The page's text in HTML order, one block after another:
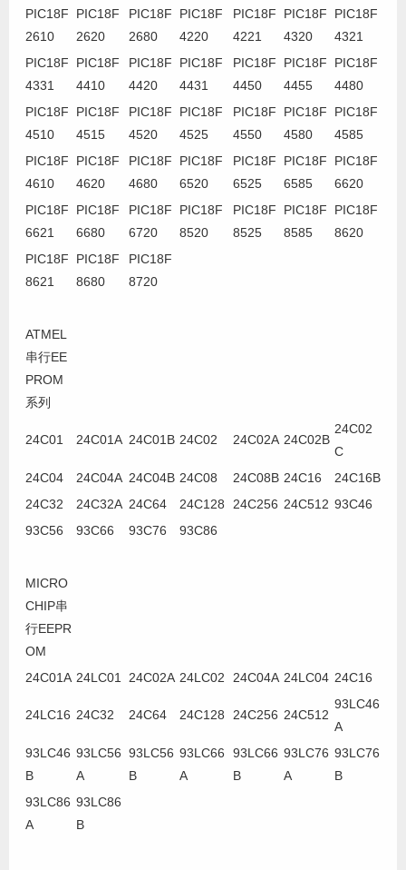
PIC18F
2610
PIC18F
2620
PIC18F
2680
PIC18F
4220
PIC18F
4221
PIC18F
4320
PIC18F
4321
PIC18F
4331
PIC18F
4410
PIC18F
4420
PIC18F
4431
PIC18F
4450
PIC18F
4455
PIC18F
4480
PIC18F
4510
PIC18F
4515
PIC18F
4520
PIC18F
4525
PIC18F
4550
PIC18F
4580
PIC18F
4585
PIC18F
4610
PIC18F
4620
PIC18F
4680
PIC18F
6520
PIC18F
6525
PIC18F
6585
PIC18F
6620
PIC18F
6621
PIC18F
6680
PIC18F
6720
PIC18F
8520
PIC18F
8525
PIC18F
8585
PIC18F
8620
PIC18F
8621
PIC18F
8680
PIC18F
8720
ATMEL
串行EE
PROM
系列
24C01 24C01A 24C01B 24C02 24C02A 24C02B
24C02
C
24C04
24C04A 24C04B 24C08 24C08B 24C16
24C16B
24C32
24C32A 24C64 24C128 24C256 24C512 93C46
93C56
93C66 93C76 93C86
MICRO
CHIP串
行EEPR
OM
24C01A 24LC01 24C02A 24LC02 24C04A 24LC04 24C16
24LC16 24C32 24C64 24C128 24C256 24C512
93LC46
A
93LC46
B
93LC56
A
93LC56
B
93LC66
A
93LC66
B
93LC76
A
93LC76
B
93LC86
A
93LC86
B